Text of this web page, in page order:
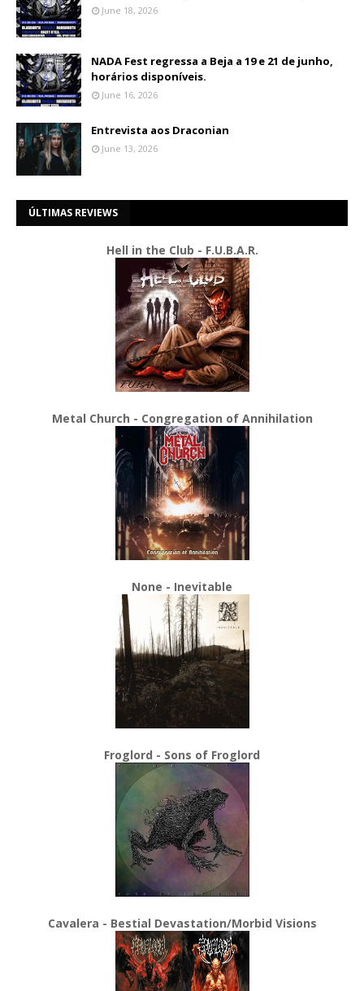
June 18, 2026
NADA Fest regressa a Beja a 19 e 21 de junho,
horários disponíveis.
June 16, 2026
Entrevista aos Draconian
June 13, 2026
ÚLTIMAS REVIEWS
Hell in the Club - F.U.B.A.R.
Metal Church - Congregation of Annihilation
None - Inevitable
Froglord - Sons of Froglord
Cavalera - Bestial Devastation/Morbid Visions